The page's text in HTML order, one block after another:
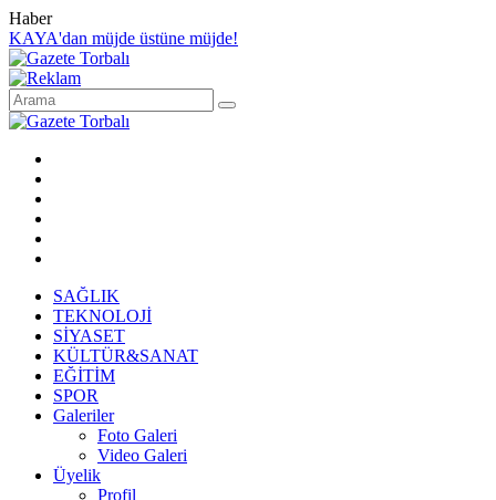
Haber
KAYA'dan müjde üstüne müjde!
SAĞLIK
TEKNOLOJİ
SİYASET
KÜLTÜR&SANAT
EĞİTİM
SPOR
Galeriler
Foto Galeri
Video Galeri
Üyelik
Profil